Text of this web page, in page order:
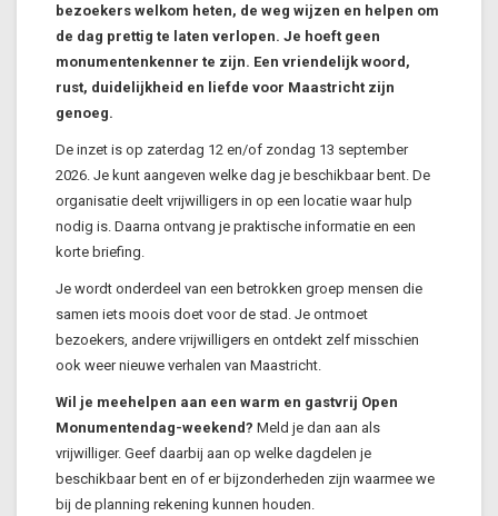
bezoekers welkom heten, de weg wijzen en helpen om
de dag prettig te laten verlopen. Je hoeft geen
monumentenkenner te zijn. Een vriendelijk woord,
rust, duidelijkheid en liefde voor Maastricht zijn
genoeg.
De inzet is op zaterdag 12 en/of zondag 13 september
2026. Je kunt aangeven welke dag je beschikbaar bent. De
organisatie deelt vrijwilligers in op een locatie waar hulp
nodig is. Daarna ontvang je praktische informatie en een
korte briefing.
Je wordt onderdeel van een betrokken groep mensen die
samen iets moois doet voor de stad. Je ontmoet
bezoekers, andere vrijwilligers en ontdekt zelf misschien
ook weer nieuwe verhalen van Maastricht.
Wil je meehelpen aan een warm en gastvrij Open
Monumentendag-weekend? Meld je dan aan als
vrijwilliger. Geef daarbij aan op welke dagdelen je
beschikbaar bent en of er bijzonderheden zijn waarmee we
bij de planning rekening kunnen houden.